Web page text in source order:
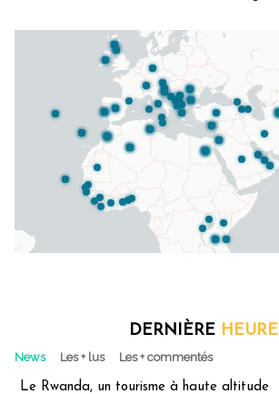
DERNIÈRE HEURE
News Les + lus Les + commentés
Le Rwanda, un tourisme à haute altitude